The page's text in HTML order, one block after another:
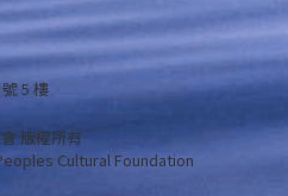
5 樓
版權所有
Cultural Foundation